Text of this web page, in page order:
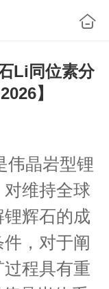
Li同位素分
】
伟晶岩型锂
维持全球
辉石的成
，对于阐
程具有重